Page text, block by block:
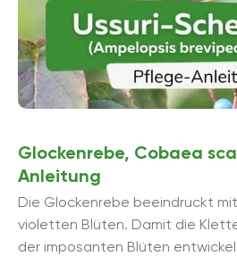
Glockenrebe, Cobaea
Anleitung
Die Glockenrebe beeindruckt
violetten Blüten. Damit die
der imposanten Blüten